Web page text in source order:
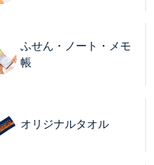
ふせん・ノート・メモ
帳
オリジナルタオル